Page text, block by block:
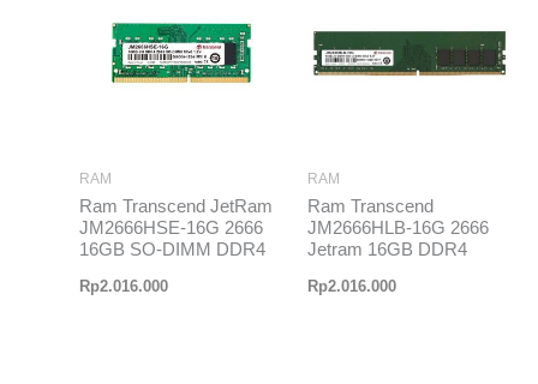
RAM
Ram Transcend JetRam
JM2666HSE-16G 2666
16GB SO-DIMM DDR4
Rp2.016.000
RAM
Ram Transcend
JM2666HLB-16G 2666
Jetram 16GB DDR4
Rp2.016.000